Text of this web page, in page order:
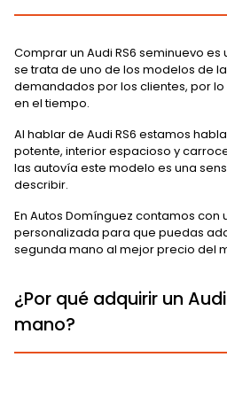
Comprar un Audi RS6 seminuevo
se trata de uno de los modelos de
demandados por los clientes, por
en el tiempo.
Al hablar de Audi RS6 estamos
potente, interior espacioso y
las autovía este modelo es una
describir.
En Autos Domínguez contamos con
personalizada para que puedas
segunda mano al mejor precio del
¿Por qué adquirir un
mano?